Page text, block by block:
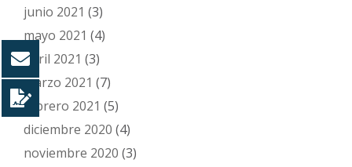
junio 2021 (3)
mayo 2021 (4)
abril 2021 (3)
marzo 2021 (7)
febrero 2021 (5)
diciembre 2020 (4)
noviembre 2020 (3)